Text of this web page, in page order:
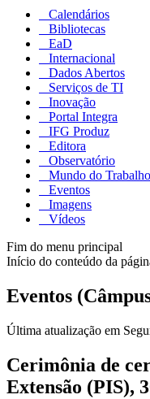
Calendários
Bibliotecas
EaD
Internacional
Dados Abertos
Serviços de TI
Inovação
Portal Integra
IFG Produz
Editora
Observatório
Mundo do Trabalho
Eventos
Imagens
Vídeos
Fim do menu principal
Início do conteúdo da
Eventos
Última atualização em
Cerimônia de
Extensão (PIS),